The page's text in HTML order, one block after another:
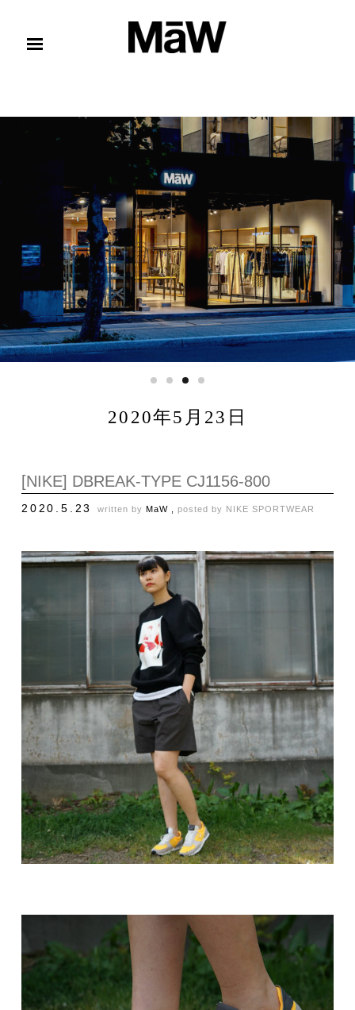
2020年5月23日
[NIKE] DBREAK-TYPE CJ1156-800
2020.5.23 written by MaW , posted by NIKE SPORTWEAR